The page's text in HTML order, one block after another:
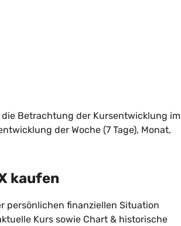
die Betrachtung der Kursentwicklung im
der Woche (7 Tage), Monat,
kaufen
persönlichen finanziellen Situation
Kurs sowie Chart & historische